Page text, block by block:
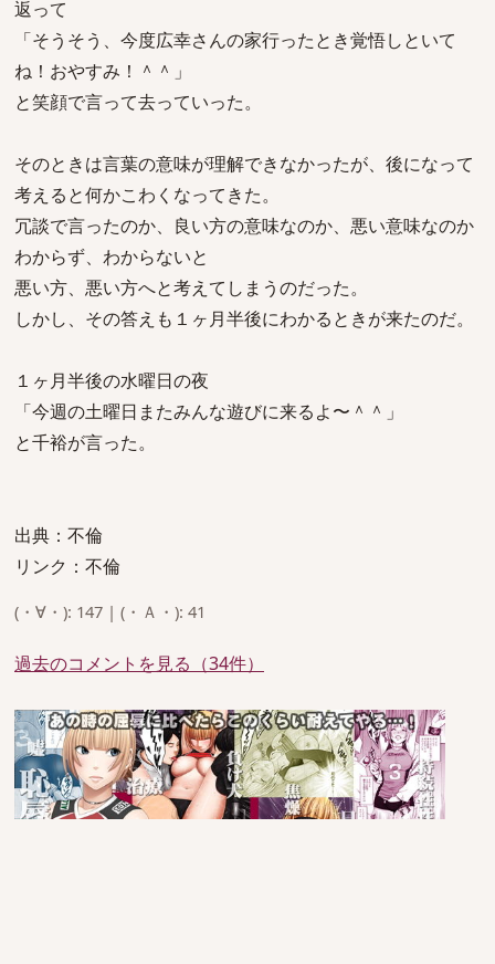
返って
「そうそう、今度広幸さんの家行ったとき覚悟しといて
ね！おやすみ！＾＾」
と笑顔で言って去っていった。
そのときは言葉の意味が理解できなかったが、後になって
考えると何かこわくなってきた。
冗談で言ったのか、良い方の意味なのか、悪い意味なのか
わからず、わからないと
悪い方、悪い方へと考えてしまうのだった。
しかし、その答えも１ヶ月半後にわかるときが来たのだ。
１ヶ月半後の水曜日の夜
「今週の土曜日またみんな遊びに来るよ〜＾＾」
と千裕が言った。
出典：不倫
リンク：不倫
(・∀・): 147 | (・Ａ・): 41
過去のコメントを見る（34件）